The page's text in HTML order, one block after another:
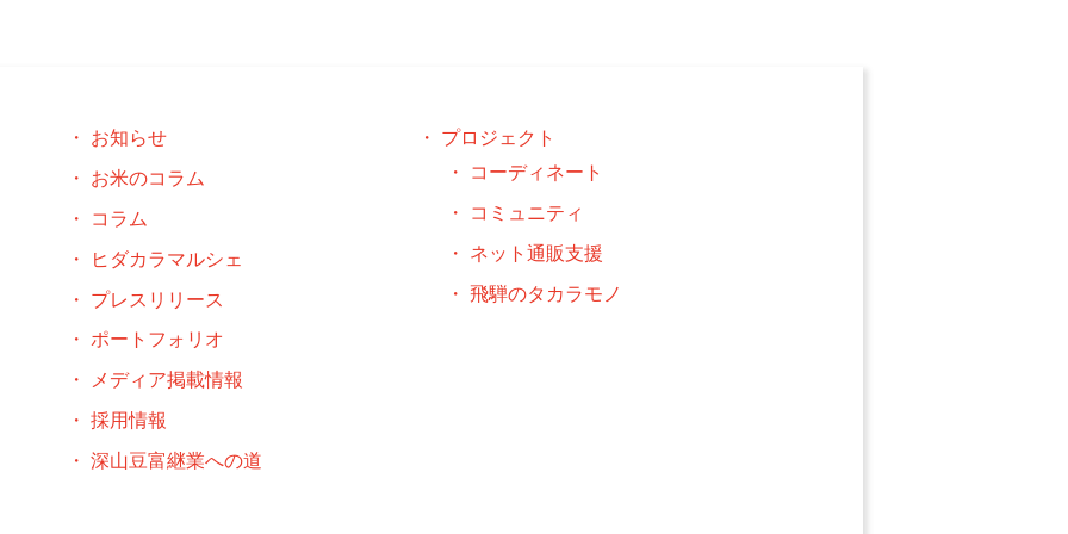
お知らせ
お米のコラム
コラム
ヒダカラマルシェ
プレスリリース
ポートフォリオ
メディア掲載情報
採用情報
深山豆富継業への道
プロジェクト
コーディネート
コミュニティ
ネット通販支援
飛騨のタカラモノ